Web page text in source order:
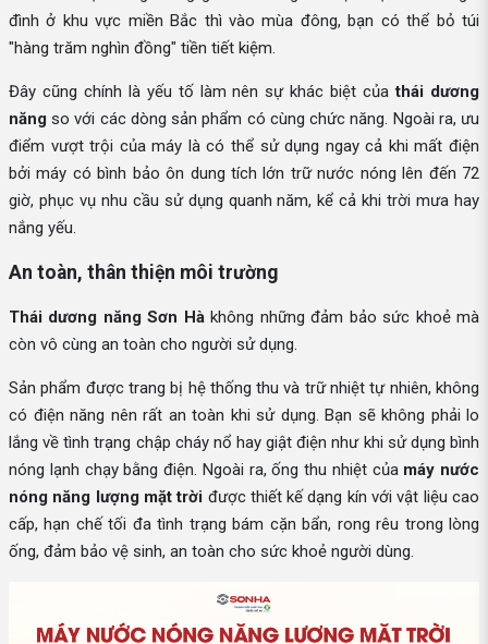
đình ở khu vực miền Bắc thì vào mùa đông, bạn có thể bỏ túi
"hàng trăm nghìn đồng" tiền tiết kiệm.
Đây cũng chính là yếu tố làm nên sự khác biệt củathái dương
năng so với các dòng sản phẩm có cùng chức năng. Ngoài ra, ưu
điểm vượt trội của máy là có thể sử dụng ngay cả khi mất điện
bởi máy có bình bảo ôn dung tích lớn trữ nước nóng lên đến 72
giờ, phục vụ nhu cầu sử dụng quanh năm, kể cả khi trời mưa hay
nắng yếu.
An toàn, thân thiện môi trường
Thái dương năng Sơn Hàkhông những đảm bảo sức khoẻ mà
còn vô cùng an toàn cho người sử dụng.
Sản phẩm được trang bị hệ thống thu và trữ nhiệt tự nhiên, không
có điện năng nên rất an toàn khi sử dụng. Bạn sẽ không phải lo
lắng về tình trạng chập cháy nổ hay giật điện như khi sử dụng bình
nóng lạnh chạy bằng điện. Ngoài ra, ống thu nhiệt của máy nước
nóng năng lượng mặt trời được thiết kế dạng kín với vật liệu cao
cấp, hạn chế tối đa tình trạng bám cặn bẩn, rong rêu trong lòng
ống, đảm bảo vệ sinh, an toàn cho sức khoẻ người dùng.